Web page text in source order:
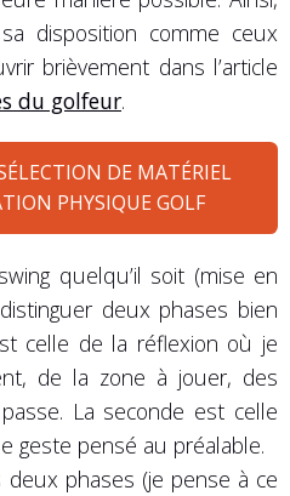
disposition comme ceux
brièvement dans l’article
du golfeur.
DE MATÉRIEL
PHYSIQUE GOLF
quelqu’il soit (mise en
deux phases bien
celle de la réflexion où je
de la zone à jouer, des
La seconde est celle
geste pensé au préalable.
deux phases (je pense à ce